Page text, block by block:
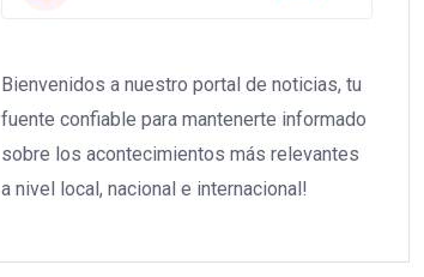
Bienvenidos a nuestro portal de noticias, tu
fuente confiable para mantenerte informado
sobre los acontecimientos más relevantes
a nivel local, nacional e internacional!